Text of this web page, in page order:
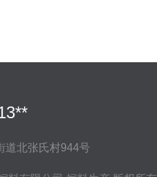
道北张氏村944号